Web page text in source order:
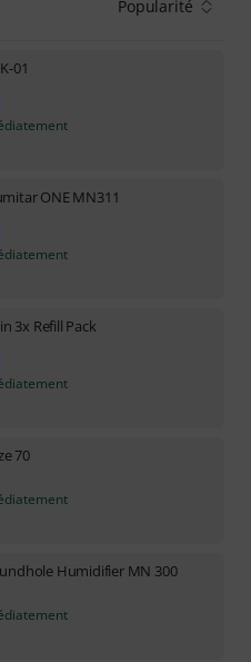
Popularité
01
ONE MN311
3x Refill Pack
70
Humidifier MN 300